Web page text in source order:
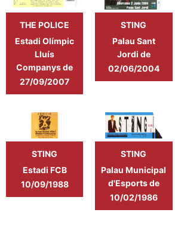
THE POLICE
Estadi Olímpic
Lluís
Companys de
Barcelona
27/09/2007
STING
Palau Sant
Jordi de
Barcelona
02/06/2004
STING
Estadi FCB
Camp Nou
10/09/1988
STING
Palau Municipal
d'Esports de
Barcelona
10/02/1986